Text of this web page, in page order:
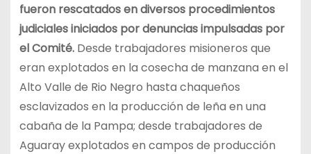
fueron rescatados en diversos procedimientos
judiciales iniciados por denuncias impulsadas por
el Comité.Desde trabajadores misioneros que
eran explotados en la cosecha de manzana en el
Alto Valle de Rio Negro hasta chaqueños
esclavizados en la producción de leña en una
cabaña de la Pampa; desde trabajadores de
Aguaray explotados en campos de producción